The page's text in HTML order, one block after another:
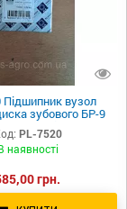
Підшипник вузол
зубового БР-9
Сербія
PL-7520
наявності
грн.